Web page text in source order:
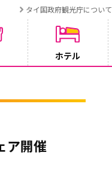
タイ国政府観光庁について
ホテル
ア開催